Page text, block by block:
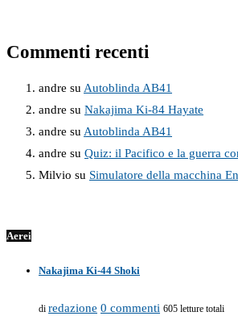
Commenti recenti
andre su Autoblinda AB41
andre su Nakajima Ki-84 Hayate
andre su Autoblinda AB41
andre su Quiz: il Pacifico e la guerra
Milvio su Simulatore della macchina
Aerei
Nakajima Ki-44 Shoki
di redazione 0 commenti 605 letture totali